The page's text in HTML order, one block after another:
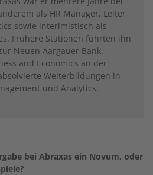
als HR Manager, Leiter
sowie interimistisch als
Frühere Stationen führten ihn
Neuen Aargauer Bank.
and Economics an der
Weiterbildungen in
und Analytics.
bei Abraxas ein Novum, oder